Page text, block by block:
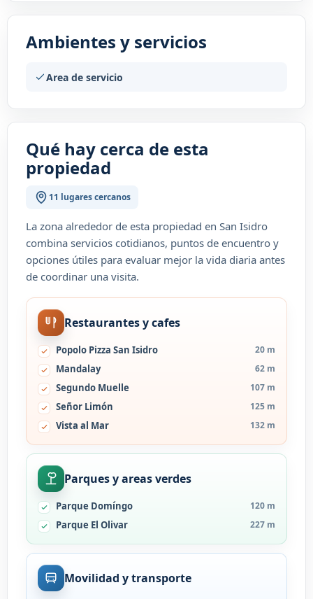
Ambientes y servicios
Area de servicio
Qué hay cerca de esta
propiedad
11 lugares cercanos
La zona alrededor de esta propiedad en San Isidro
combina servicios cotidianos, puntos de encuentro y
opciones útiles para evaluar mejor la vida diaria antes
de coordinar una visita.
Restaurantes y cafes
Popolo Pizza San Isidro 20 m
Mandalay 62 m
Segundo Muelle 107 m
Señor Limón 125 m
Vista al Mar 132 m
Parques y areas verdes
Parque Domíngo 120 m
Parque El Olivar 227 m
Movilidad y transporte